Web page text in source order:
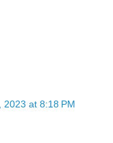
2023 at 8:18 PM